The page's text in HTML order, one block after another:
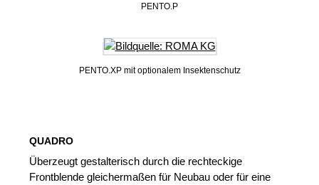
PENTO.P
PENTO.XP mit optionalem Insektenschutz
QUADRO
Überzeugt gestalterisch durch die rechteckige
Frontblende gleichermaßen für Neubau oder für eine